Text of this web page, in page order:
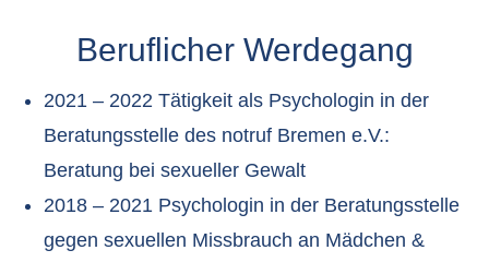
Beruflicher Werdegang
2021 – 2022 Tätigkeit als Psychologin in der
Beratungsstelle des notruf Bremen e.V.:
Beratung bei sexueller Gewalt
2018 – 2021 Psychologin in der Beratungsstelle
gegen sexuellen Missbrauch an Mädchen &